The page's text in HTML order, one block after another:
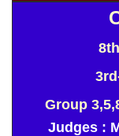
Group
Judges :